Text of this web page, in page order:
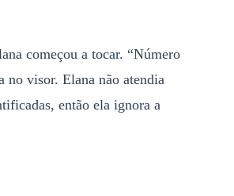
começou a tocar. “Número
no visor. Elana não atendia
então ela ignora a